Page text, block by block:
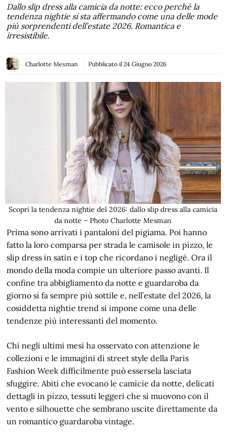
Dallo slip dress alla camicia da notte: ecco perché la
tendenza nightie si sta affermando come una delle mode
più sorprendenti dell’estate 2026. Romantica e
irresistibile.
Charlotte Mesman Pubblicato il 24 Giugno 2026
Scopri la tendenza nightie del 2026: dallo slip dress alla camicia
da notte – Photo Charlotte Mesman
Prima sono arrivati i pantaloni del pigiama. Poi hanno
fatto la loro comparsa per strada le camisole in pizzo, le
slip dress in satin e i top che ricordano i negligé. Ora il
mondo della moda compie un ulteriore passo avanti. Il
confine tra abbigliamento da notte e guardaroba da
giorno si fa sempre più sottile e, nell’estate del 2026, la
cosiddetta nightie trend si impone come una delle
tendenze più interessanti del momento.
Chi negli ultimi mesi ha osservato con attenzione le
collezioni e le immagini di street style della Paris
Fashion Week difficilmente può essersela lasciata
sfuggire. Abiti che evocano le camicie da notte, delicati
dettagli in pizzo, tessuti leggeri che si muovono con il
vento e silhouette che sembrano uscite direttamente da
un romantico guardaroba vintage.